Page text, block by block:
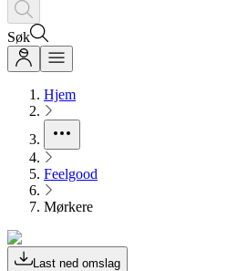
Søk
Hjem
Feelgood
Mørkere
Last ned omslag